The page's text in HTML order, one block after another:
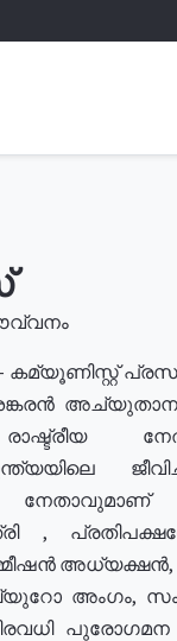
- കമ്യൂണിസ്റ്റ്
നേതാവുമാണ്
,
അധ്യക്ഷൻ,
അംഗം,
നിരവധി